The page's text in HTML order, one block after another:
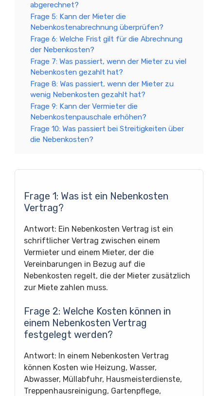
abgerechnet?
Frage 5: Kann der Mieter die
Nebenkostenabrechnung überprüfen?
Frage 6: Welche Frist gilt für die Abrechnung
der Nebenkosten?
Frage 7: Was passiert, wenn der Mieter zu viel
Nebenkosten gezahlt hat?
Frage 8: Was passiert, wenn der Mieter zu
wenig Nebenkosten gezahlt hat?
Frage 9: Kann der Vermieter die
Nebenkostenpauschale erhöhen?
Frage 10: Was passiert bei Streitigkeiten über
die Nebenkosten?
Frage 1: Was ist ein Nebenkosten
Vertrag?
Antwort: Ein Nebenkosten Vertrag ist ein
schriftlicher Vertrag zwischen einem
Vermieter und einem Mieter, der die
Vereinbarungen in Bezug auf die
Nebenkosten regelt, die der Mieter zusätzlich
zur Miete zahlen muss.
Frage 2: Welche Kosten können in
einem Nebenkosten Vertrag
festgelegt werden?
Antwort: In einem Nebenkosten Vertrag
können Kosten wie Heizung, Wasser,
Abwasser, Müllabfuhr, Hausmeisterdienste,
Treppenhausreinigung, Gartenpflege,